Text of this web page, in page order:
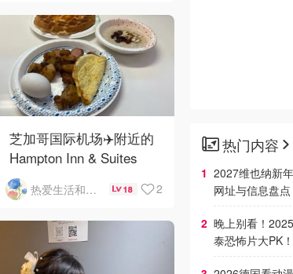
芝加哥国际机场✈️附近的
Hampton Inn & Suites
Rosemont Chicago
O'Hare自助早餐
热爱生活和自由的轻舞飞扬 18 2
热门内容
2027维也纳新
网址与信息盘
晚上别看！
泰恐怖片大PK！